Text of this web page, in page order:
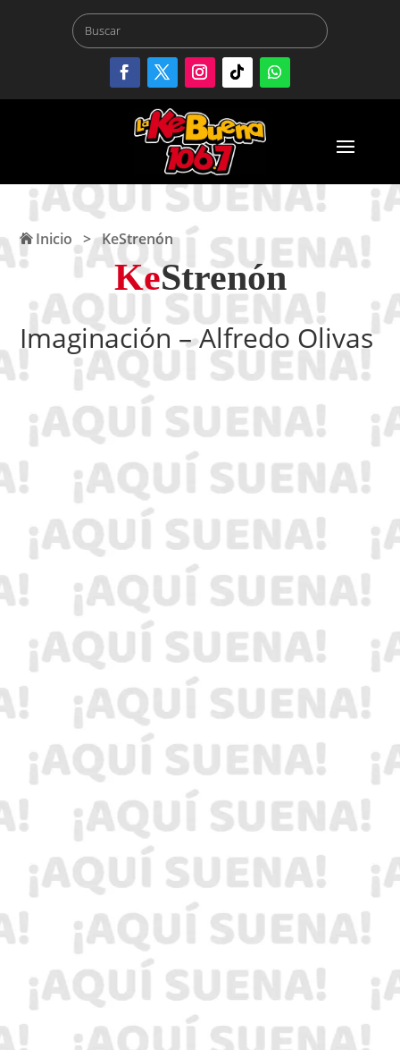
Inicio >KeStrenón
KeStrenón
Imaginación – Alfredo Olivas